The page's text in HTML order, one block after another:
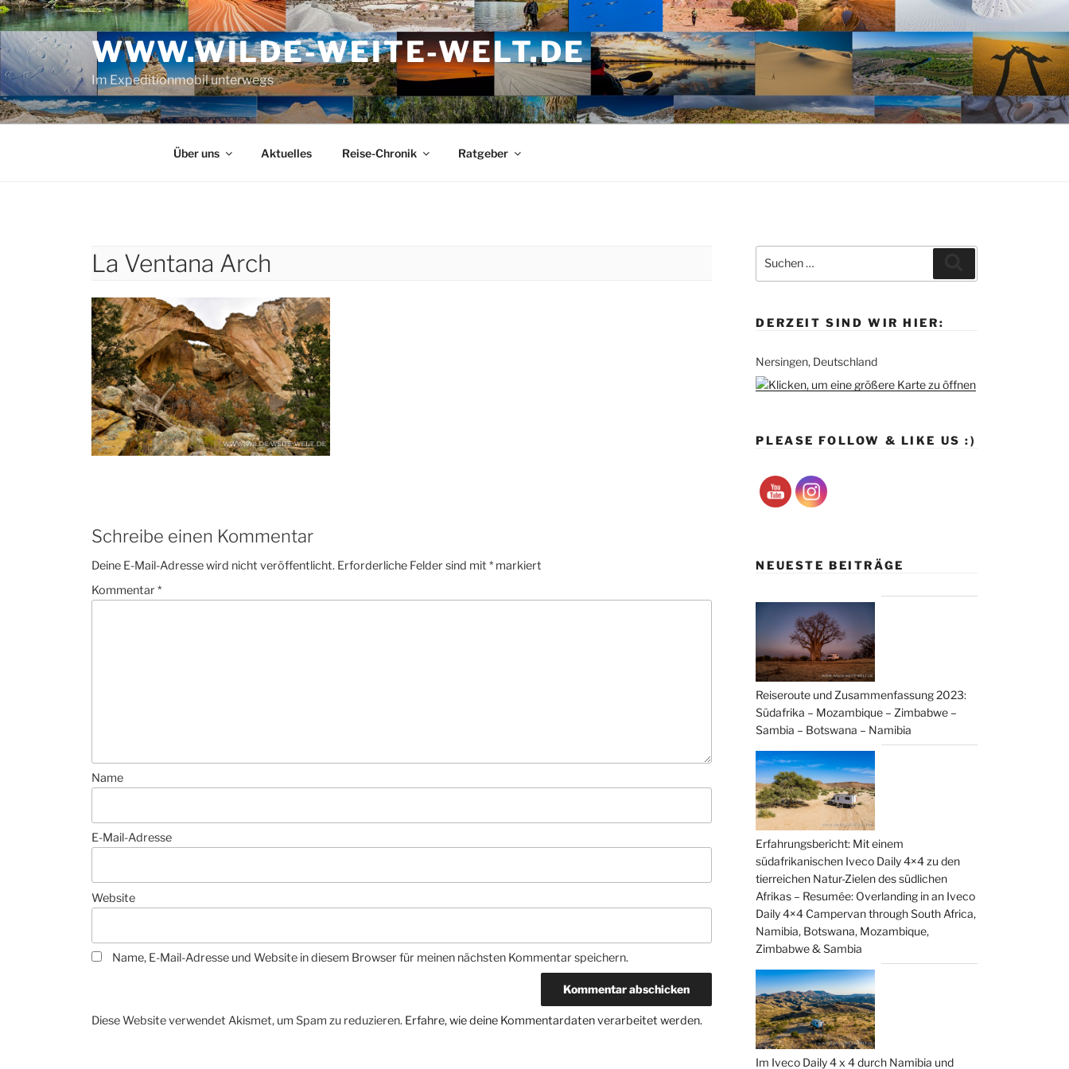
Zum
Inhalt
springen
WWW.WILDE-WEITE-WELT.DE
Im Expeditionmobil unterwegs
Über uns Aktuelles Reise-Chronik Ratgeber
La Ventana Arch
Schreibe einen Kommentar
Deine E-Mail-Adresse wird nicht veröffentlicht. Erforderliche Felder sind mit* markiert
Kommentar*
Name
E-Mail-Adresse
Website
Name, E-Mail-Adresse und Website in diesem Browser für meinen nächsten Kommentar speichern.
Diese Website verwendet Akismet, um Spam zu reduzieren. Erfahre, wie deine Kommentardaten verarbeitet werden.
nach:
DERZEIT SIND WIR HIER:
Nersingen, Deutschland
PLEASE FOLLOW & LIKE US :)
NEUESTE BEITRÄGE
Reiseroute und Zusammenfassung 2023:
Südafrika – Mozambique – Zimbabwe –
Sambia – Botswana – Namibia
Erfahrungsbericht: Mit einem
südafrikanischen Iveco Daily 4×4 zu den
tierreichen Natur-Zielen des südlichen
Afrikas – Resumée: Overlanding in an Iveco
Daily 4×4 Campervan through South Africa,
Namibia, Botswana, Mozambique,
Zimbabwe & Sambia
Im Iveco Daily 4 x 4 durch Namibia und